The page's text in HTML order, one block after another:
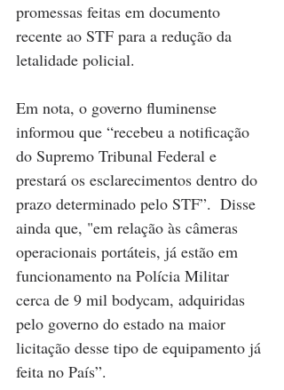
promessas feitas em documento
recente ao STF para a redução da
letalidade policial.
Em nota, o governo fluminense
informou que “recebeu a notificação
do Supremo Tribunal Federal e
prestará os esclarecimentos dentro do
prazo determinado pelo STF”.  Disse
ainda que, "em relação às câmeras
operacionais portáteis, já estão em
funcionamento na Polícia Militar
cerca de 9 mil bodycam, adquiridas
pelo governo do estado na maior
licitação desse tipo de equipamento já
feita no País”.